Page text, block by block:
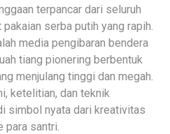
terpancar dari seluruh
serba putih yang rapih.
media pengibaran bendera
tiang pionering berbentuk
menjulang tinggi dan megah.
ketelitian, dan teknik
simbol nyata dari kreativitas
santri.